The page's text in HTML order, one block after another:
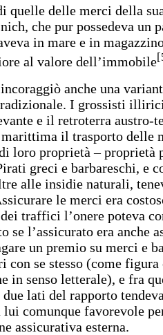
quelle delle merci della
che pur possedeva un
in mare e in
al valore dell’immobile
anche una
I grossisti
e il retroterra austro-
il trasporto delle
loro proprietà – proprietà
greci e barbareschi, e
alle insidie naturali,
le merci era
dei traffici l’onere poteva
se l’assicurato era anche
un premio su merci e
con se stesso (come figura
in senso letterale), e fra
due lati del rapporto
comunque favorevole
assicurativa esterna.